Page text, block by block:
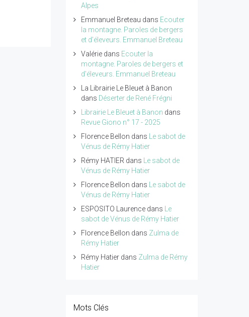
Alpes
Emmanuel Breteau dans Ecouter
la montagne. Paroles de bergers
et d'éleveurs. Emmanuel Breteau
Valériedans Ecouter la
montagne. Paroles de bergers et
d'éleveurs. Emmanuel Breteau
La Librairie Le Bleuet à Banon
dans Déserter de René Frégni
Librairie Le Bleuet à Banon dans
Revue Giono n° 17 - 2025
Florence Bellon dans
Le sabot de
Vénus de Rémy Hatier
Rémy HATIER dans
Le sabot de
Vénus de Rémy Hatier
Florence Bellon dans
Le sabot de
Vénus de Rémy Hatier
ESPOSITO Laurencedans
Le
sabot de Vénus de Rémy Hatier
Florence Bellon dans Zulma de
Rémy Hatier
Rémy Hatierdans Zulma de Rémy
Hatier
Mots Clés